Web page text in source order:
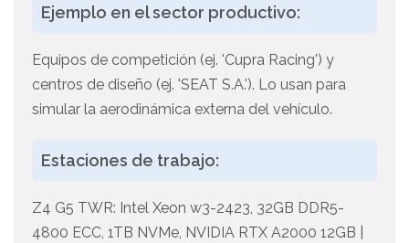
Ejemplo en el sector productivo:
Equipos de competición (ej. 'Cupra Racing') y
centros de diseño (ej. 'SEAT S.A.'). Lo usan para
simular la aerodinámica externa del vehículo.
Estaciones de trabajo:
Z4 G5 TWR: Intel Xeon w3-2423, 32GB DDR5-
4800 ECC, 1TB NVMe, NVIDIA RTX A2000 12GB |